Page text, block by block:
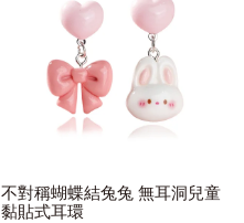
不對稱蝴蝶結兔兔 無耳洞兒童
黏貼式耳環